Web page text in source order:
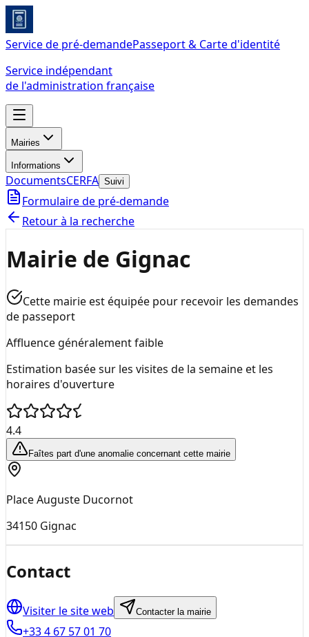
Service de pré-demandePasseport & Carte d'identité
Service indépendant
de l'administration française
Mairies
Informations
DocumentsCERFA Suivi
Formulaire de pré-demande
Retour à la recherche
Mairie de Gignac
Cette mairie est équipée pour recevoir les demandes
de passeport
Affluence généralement faible
Estimation basée sur les visites de la semaine et les
horaires d'ouverture
4.4
Faîtes part d'une anomalie concernant cette mairie
Place Auguste Ducornot
34150 Gignac
Contact
Visiter le site web Contacter la mairie
+33 4 67 57 01 70